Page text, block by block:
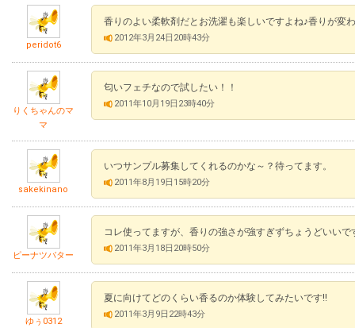
peridot6
香りのよい柔軟剤だとお洗濯も楽しいですよね♪香りが変
2012年3月24日20時43分
りくちゃんのマ
マ
匂いフェチなので試したい！！
2011年10月19日23時40分
sakekinano
いつサンプル募集してくれるのかな～？待ってます。
2011年8月19日15時20分
ピーナツバター
コレ使ってますが、香りの強さが強すぎずちょうどいいで
2011年3月18日20時50分
ゆぅ0312
夏に向けてどのくらい香るのか体験してみたいです!!
2011年3月9日22時43分